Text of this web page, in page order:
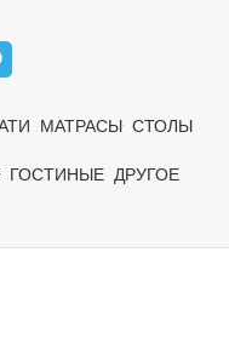
МАТРАСЫ СТОЛЫ
ГОСТИНЫЕ ДРУГОЕ